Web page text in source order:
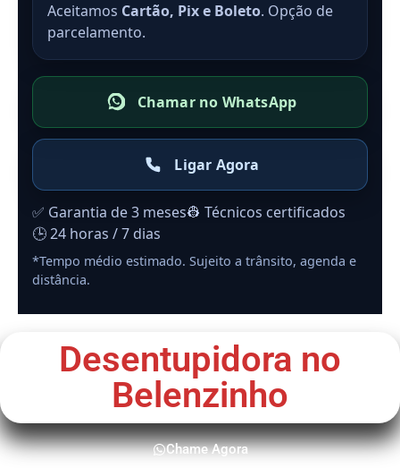
Aceitamos Cartão, Pix e Boleto. Opção de
parcelamento.
Chamar no WhatsApp
Ligar Agora
✅ Garantia de 3 meses👷 Técnicos certificados
🕒 24 horas / 7 dias
*Tempo médio estimado. Sujeito a trânsito, agenda e
distância.
Desentupidora no
Belenzinho
Chame Agora